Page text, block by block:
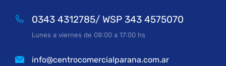
0343 4312785/ WSP 343 4575070
Lunes a viernes de 09:00 a 17:00 hs
info@centrocomercialparana.com.ar